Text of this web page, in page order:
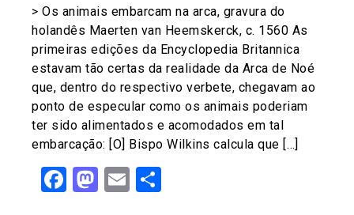
> Os animais embarcam na arca, gravura do
holandês Maerten van Heemskerck, c. 1560 As
primeiras edições da Encyclopedia Britannica
estavam tão certas da realidade da Arca de Noé
que, dentro do respectivo verbete, chegavam ao
ponto de especular como os animais poderiam
ter sido alimentados e acomodados em tal
embarcação: [O] Bispo Wilkins calcula que […]
Facebook
Mastodon
Email